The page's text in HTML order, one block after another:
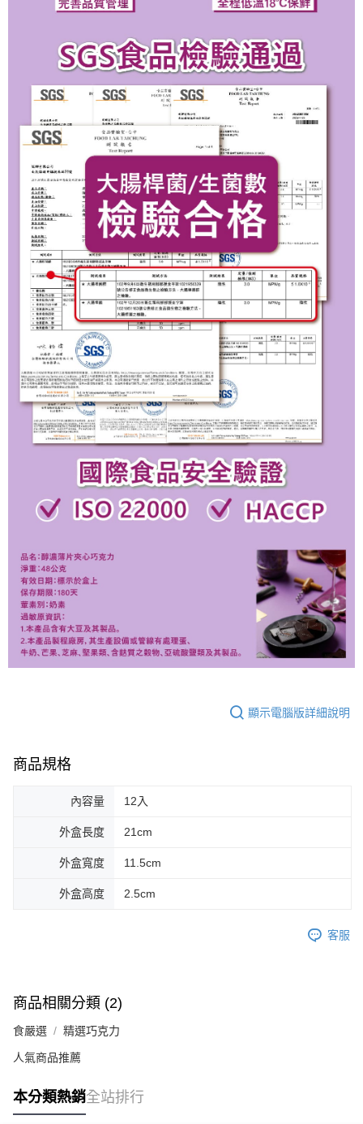
顯示電腦版詳細說明
商品規格
內容量 12入
外盒長度 21cm
外盒寬度 11.5cm
外盒高度 2.5cm
客服
商品相關分類 (2)
食嚴選 精選巧克力
人氣商品推薦
本分類熱銷全站排行